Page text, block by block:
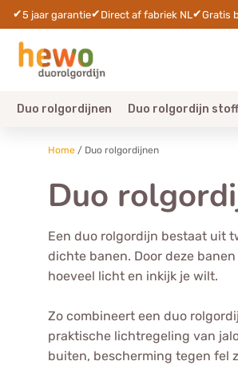
✔5 jaar garantie✔ Direct af fabriek NL✔Gratis
Duo rolgordijnen Duo rolgordijn
Home / Duo rolgordijnen
Duo
Een duo rolgordijn bestaat uit
dichte banen. Door deze
hoeveel licht en inkijk je wilt.
Zo combineert een duo
praktische lichtregeling van
buiten, bescherming tegen fel